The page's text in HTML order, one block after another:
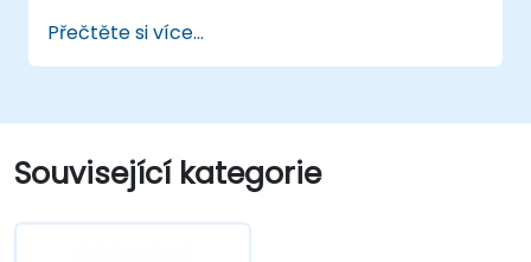
pro lepší zpracování dat.
Tvořit a přizpůsobovat interaktivní
Publikovat, sdílet a exportovat reporty
pro vnitropodnikové použití.
Přečtěte si více...
Související kategorie